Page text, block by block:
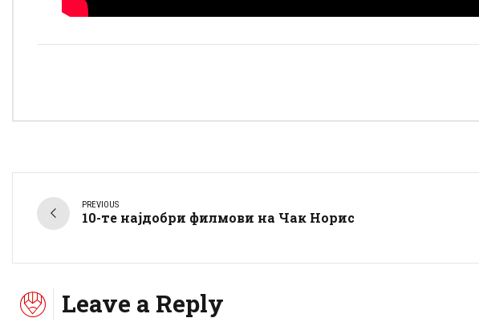
PREVIOUS
10-те најдобри филмови на Чак Норис
Leave a Reply